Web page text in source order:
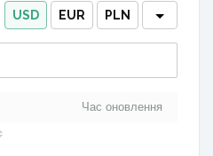
USD EUR PLN
Час оновлення